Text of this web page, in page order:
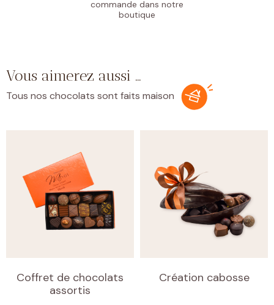
commande dans notre
boutique
Vous aimerez aussi …
Tous nos chocolats sont faits maison
Coffret de chocolats
assortis
Création cabosse